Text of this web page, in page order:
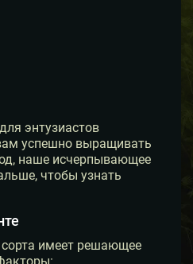
энтузиастов
успешно выращивать
наше исчерпывающее
чтобы узнать
имеет решающее